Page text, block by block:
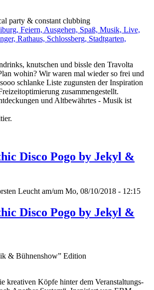
party & constant clubbing
knutschen und bissle den Travolta
wohin? Wir waren mal wieder so frei und
schlanke Liste zugunsten der Inspiration
zusammengestellt.
und Altbewährtes - Musik ist
Disco Pogo by Jekyl &
Leucht am/um Mo, 08/10/2018 - 12:15
Disco Pogo by Jekyl &
& Bühnenshow” Edition
kreativen Köpfe hinter dem Veranstaltungs-